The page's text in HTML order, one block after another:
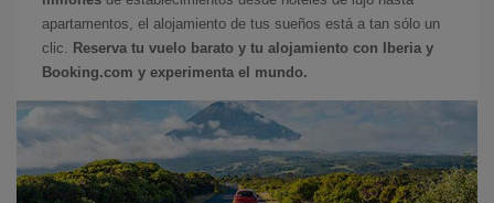
apartamentos, el alojamiento de tus sueños está a tan sólo un
clic.
Reserva tu vuelo barato y tu alojamiento con Iberia y
Booking.com y experimenta el mundo.